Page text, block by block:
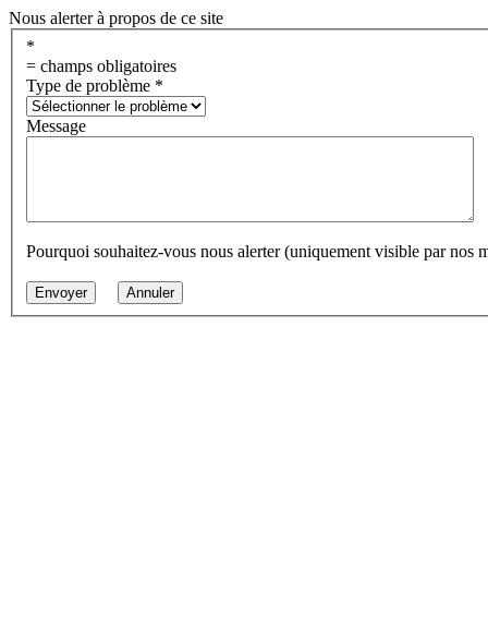
Nous alerter à propos de ce site
*
= champs obligatoires
Type de problème *
Message
Pourquoi souhaitez-vous nous alerter (uniquement visible par nos